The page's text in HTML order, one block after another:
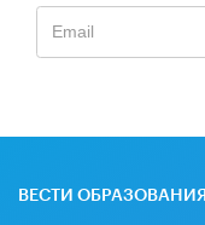
ВЕСТИ ОБРАЗОВАНИЯ